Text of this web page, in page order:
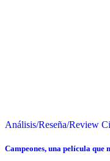
Análisis/Reseña/Review
Campeones, una película que